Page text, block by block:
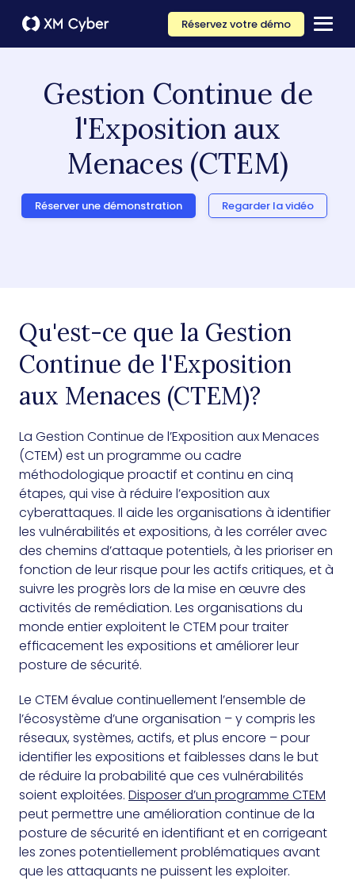
Réservez votre démo
Gestion Continue de
l'Exposition aux
Menaces (CTEM)
Réserver une démonstration Regarder la vidéo
Qu'est-ce que la Gestion
Continue de l'Exposition
aux Menaces (CTEM)?
La Gestion Continue de l’Exposition aux Menaces
(CTEM) est un programme ou cadre
méthodologique proactif et continu en cinq
étapes, qui vise à réduire l’exposition aux
cyberattaques. Il aide les organisations à identifier
les vulnérabilités et expositions, à les corréler avec
des chemins d’attaque potentiels, à les prioriser en
fonction de leur risque pour les actifs critiques, et à
suivre les progrès lors de la mise en œuvre des
activités de remédiation. Les organisations du
monde entier exploitent le CTEM pour traiter
efficacement les expositions et améliorer leur
posture de sécurité.
Le CTEM évalue continuellement l’ensemble de
l’écosystème d’une organisation – y compris les
réseaux, systèmes, actifs, et plus encore – pour
identifier les expositions et faiblesses dans le but
de réduire la probabilité que ces vulnérabilités
soient exploitées. Disposer d’un programme CTEM
peut permettre une amélioration continue de la
posture de sécurité en identifiant et en corrigeant
les zones potentiellement problématiques avant
que les attaquants ne puissent les exploiter.